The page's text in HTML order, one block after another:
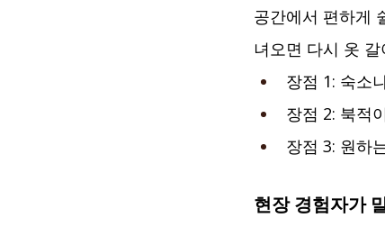
공간에서 편하게
녀오면 다시 옷
장점 1: 숙소
장점 2: 북적
장점 3: 원하
현장 경험자가